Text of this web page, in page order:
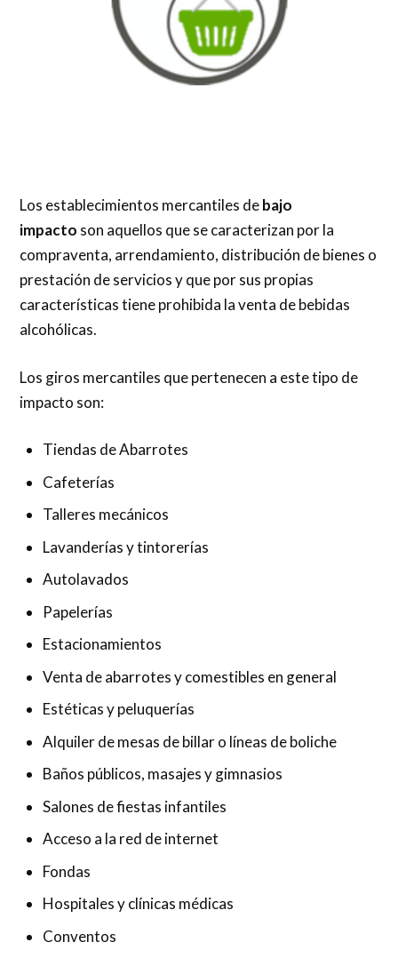
Los establecimientos mercantiles debajo
impacto son aquellos que se caracterizan por la
compraventa, arrendamiento, distribución de bienes o
prestación de servicios y que por sus propias
características tiene prohibida la venta de bebidas
alcohólicas.
Los giros mercantiles que pertenecen a este tipo de
impacto son:
Tiendas de Abarrotes
Cafeterías
Talleres mecánicos
Lavanderías y tintorerías
Autolavados
Papelerías
Estacionamientos
Venta de abarrotes y comestibles en general
Estéticas y peluquerías
Alquiler de mesas de billar o líneas de boliche
Baños públicos, masajes y gimnasios
Salones de fiestas infantiles
Acceso a la red de internet
Fondas
Hospitales y clínicas médicas
Conventos